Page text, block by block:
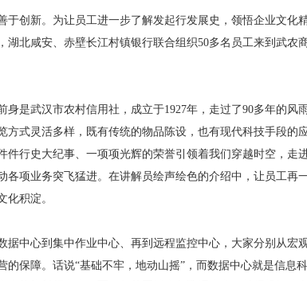
于创新。为让员工进一步了解发起行发展史，领悟企业文化
湖北咸安、赤壁长江村镇银行联合组织50多名员工来到武农
是武汉市农村信用社，成立于1927年，走过了90多年的风
方式灵活多样，既有传统的物品陈设，也有现代科技手段的
件行史大纪事、一项项光辉的荣誉引领着我们穿越时空，走
各项业务突飞猛进。在讲解员绘声绘色的介绍中，让员工再
化积淀。
据中心到集中作业中心、再到远程监控中心，大家分别从宏
的保障。话说“基础不牢，地动山摇”，而数据中心就是信息